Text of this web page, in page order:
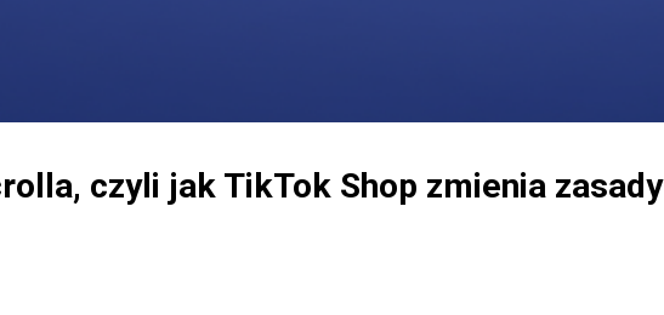
czyli jak TikTok Shop zmienia zasady